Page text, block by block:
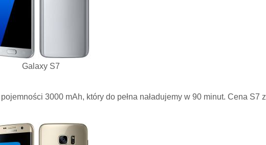
Galaxy S7
3000 mAh, który do pełna naładujemy w 90 minut. Cena S7 z